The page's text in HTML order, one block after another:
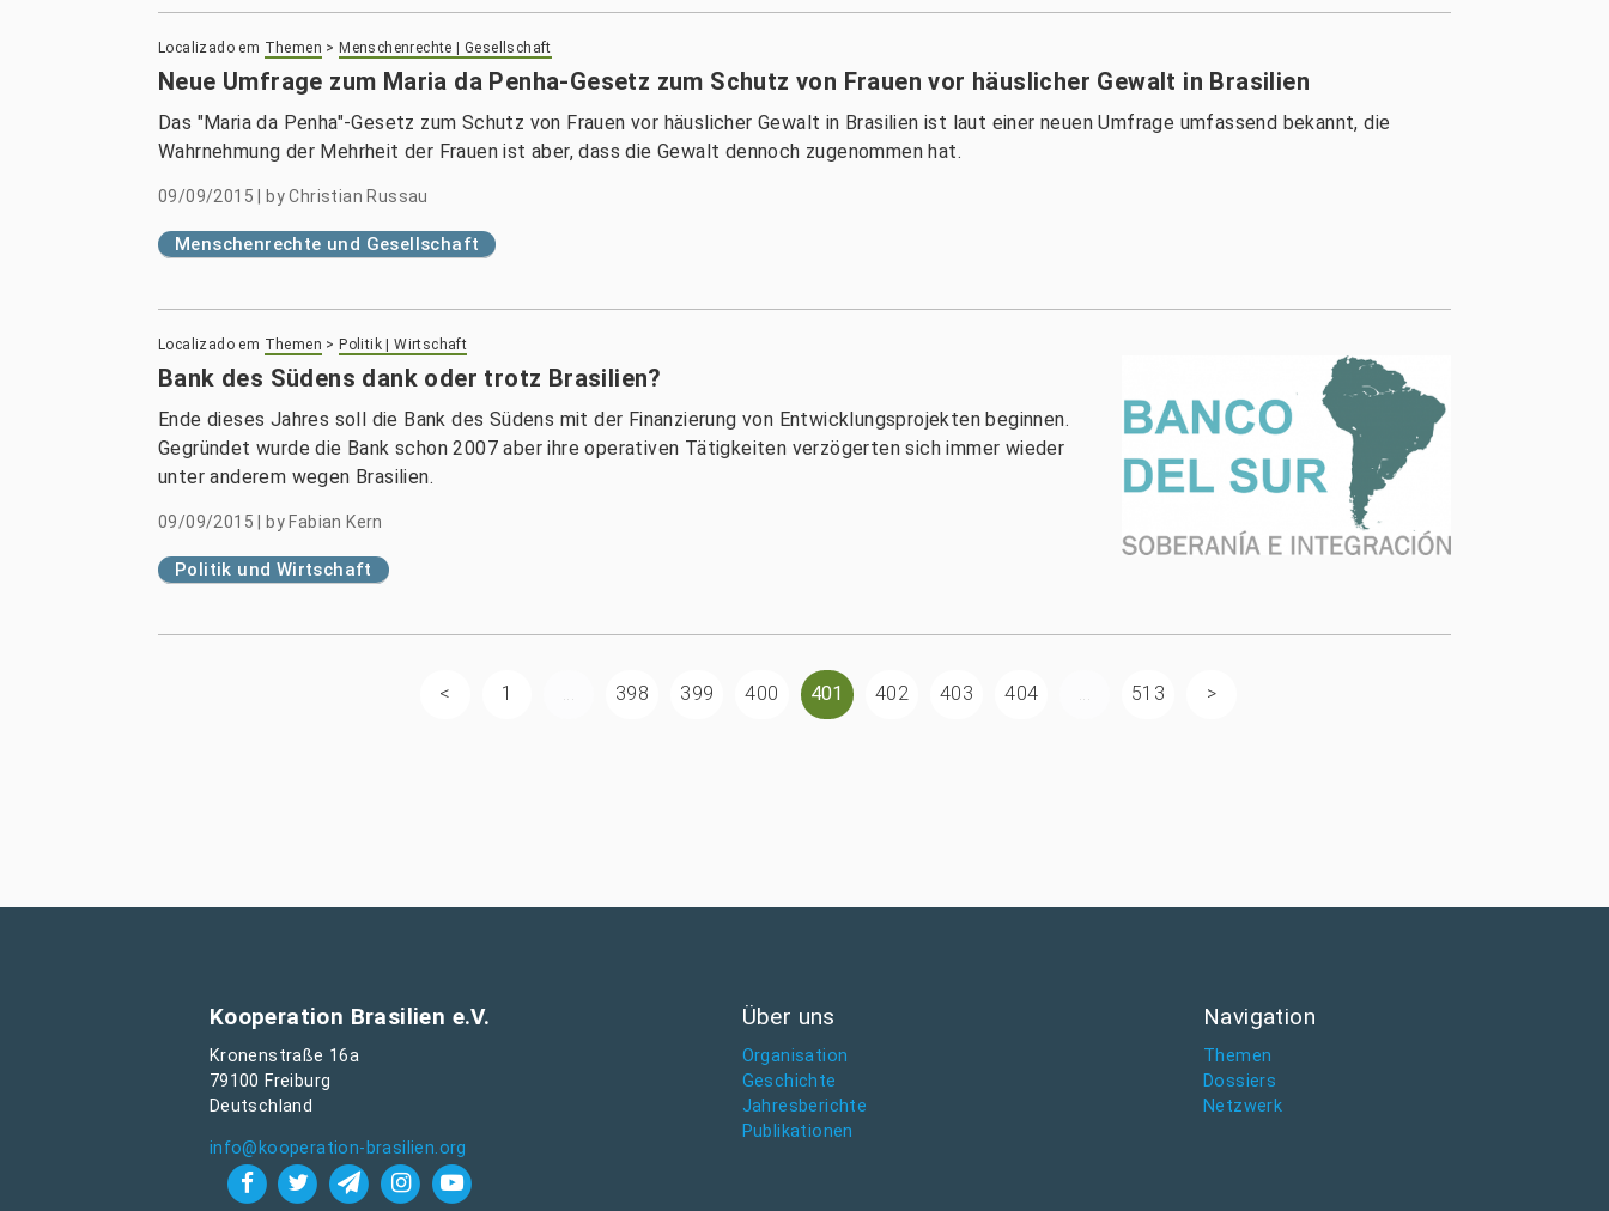
Localizado em Themen >Menschenrechte | Gesellschaft
Neue Umfrage zum Maria da Penha-Gesetz zum Schutz von Frauen vor häuslicher Gewalt in Brasilien
Das "Maria da Penha"-Gesetz zum Schutz von Frauen vor häuslicher Gewalt in Brasilien ist laut einer neuen Umfrage umfassend bekannt, die
Wahrnehmung der Mehrheit der Frauen ist aber, dass die Gewalt dennoch zugenommen hat.
09/09/2015 byChristian Russau
Menschenrechte und Gesellschaft
Localizado em Themen >Politik | Wirtschaft
Bank des Südens dank oder trotz Brasilien?
Ende dieses Jahres soll die Bank des Südens mit der Finanzierung von Entwicklungsprojekten beginnen.
Gegründet wurde die Bank schon 2007 aber ihre operativen Tätigkeiten verzögerten sich immer wieder
unter anderem wegen Brasilien.
09/09/2015 by Fabian Kern
Politik und Wirtschaft
1 398 399 400 401 402 403 404 513
Kooperation Brasilien e.V.
Kronenstraße 16a
79100 Freiburg
Deutschland
info@kooperation-brasilien.org
Über uns
Organisation
Geschichte
Jahresberichte
Publikationen
Navigation
Themen
Dossiers
Netzwerk